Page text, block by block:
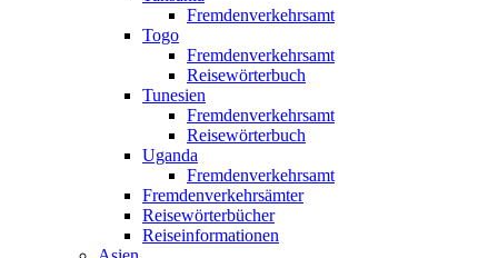
Fremdenverkehrsamt
Togo
Fremdenverkehrsamt
Reisewörterbuch
Tunesien
Fremdenverkehrsamt
Reisewörterbuch
Uganda
Fremdenverkehrsamt
Fremdenverkehrsämter
Reisewörterbücher
Reiseinformationen